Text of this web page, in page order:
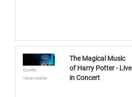
Quelle:
Veranstalter
The Magical Music
of Harry Potter - Live
in Concert